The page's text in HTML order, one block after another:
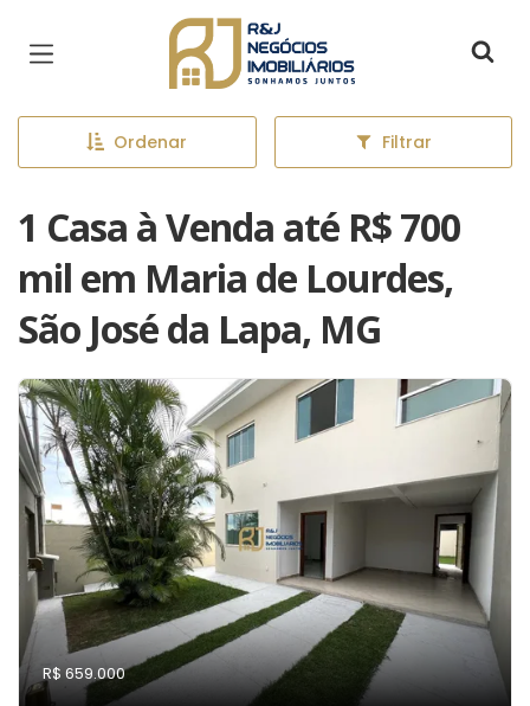
Página inicial
Ordenar Filtrar
1 Casa à Venda até R$ 700
mil em Maria de Lourdes,
São José da Lapa, MG
R$ 659.000